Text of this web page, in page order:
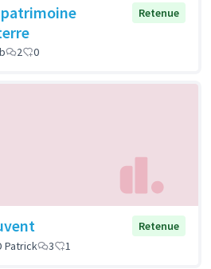
patrimoine
Retenue
2 0
Retenue
Patrick
3 1